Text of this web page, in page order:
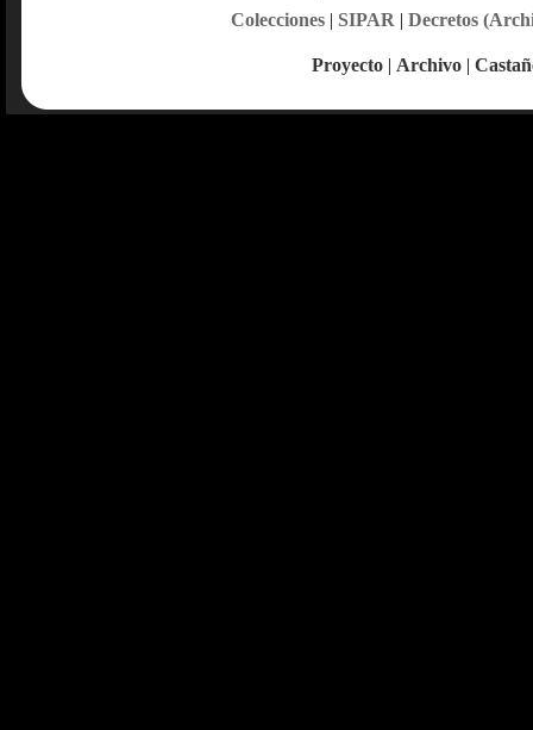
Colecciones| SIPAR | Decretos
Proyecto | Archivo |